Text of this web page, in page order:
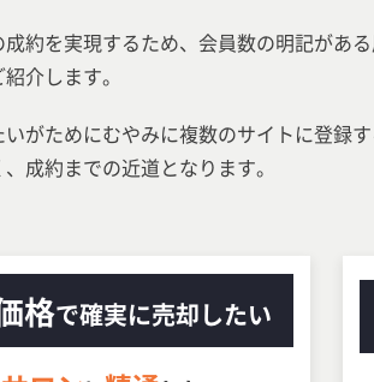
約を実現するため、会員数の明記があ
介します。
がためにむやみに複数のサイトに登録
成約までの近道となります。
格で確実に売却したい